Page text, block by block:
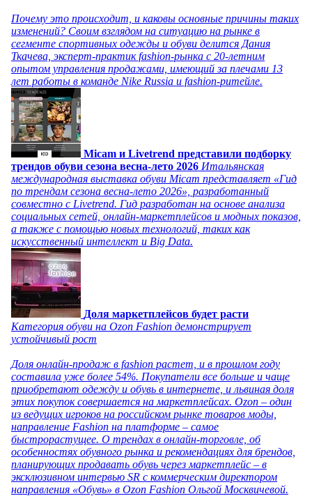
Почему это происходит, и каковы основные причины таких
изменений? Своим взглядом на ситуацию на рынке в
сегменте спортивных одежды и обуви делится Дания
Ткачева, эксперт-практик fashion-рынка с 20-летним
опытом управления продажами, имеющий за плечами 13
лет работы в команде Nike Russia и fashion-ритейле.
Micam и Livetrend представили подборку
трендов обуви сезона весна-лето 2026 Итальянская
международная выставка обуви Micam представляет «Гид
по трендам сезона весна-лето 2026», разработанный
совместно с Livetrend. Гид разработан на основе анализа
социальных сетей, онлайн-маркетплейсов и модных показов,
а также с помощью новых технологий, таких как
искусственный интеллект и Big Data.
Доля маркетплейсов будет расти
Категория обуви на Ozon Fashion демонстрирует
устойчивый рост
Доля онлайн-продаж в fashion растет, и в прошлом году
составила уже более 54%. Покупатели все больше и чаще
приобретают одежду и обувь в интернете, и львиная доля
этих покупок совершается на маркетплейсах. Ozon – один
из ведущих игроков на российском рынке товаров моды,
направление Fashion на платформе – самое
быстрорастущее. О трендах в онлайн-торговле, об
особенностях обувного рынка и рекомендациях для брендов,
планирующих продавать обувь через маркетплейс – в
эксклюзивном интервью SR с коммерческим директором
направления «Обувь» в Ozon Fashion Ольгой Москвичевой.